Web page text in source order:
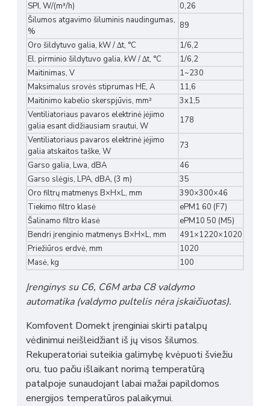
SPI, W/(m³/h)
0,26
Šilumos atgavimo šiluminis naudingumas,
%
89
Oro šildytuvo galia, kW / ∆t, °C
1/6,2
El. pirminio šildytuvo galia, kW / ∆t, °C
1/6,2
Maitinimas, V
1~230
Maksimalus srovės stiprumas HE, A
11,6
Maitinimo kabelio skerspjūvis, mm²
3x1,5
Ventiliatoriaus pavaros elektrinė įėjimo
galia esant didžiausiam srautui, W
178
Ventiliatoriaus pavaros elektrinė įėjimo
galia atskaitos taške, W
73
Garso galia, Lwa, dBA
46
Garso slėgis, LPA, dBA, (3 m)
35
Oro filtrų matmenys B×H×L, mm
390×300×46
Tiekimo filtro klasė
ePM1 60 (F7)
Šalinamo filtro klasė
ePM10 50 (M5)
Bendri įrenginio matmenys B×H×L, mm
491×1220×1020
Priežiūros erdvė, mm
1020
Masė, kg
100
Įrenginys su C6, C6M arba C8 valdymo
automatika (valdymo pultelis nėra įskaičiuotas).
Komfovent Domekt įrenginiai skirti patalpų
vėdinimui neišleidžiant iš jų visos šilumos.
Rekuperatoriai suteikia galimybę kvėpuoti šviežiu
oru, tuo pačiu išlaikant norimą temperatūrą
patalpoje sunaudojant labai mažai papildomos
energijos temperatūros palaikymui.